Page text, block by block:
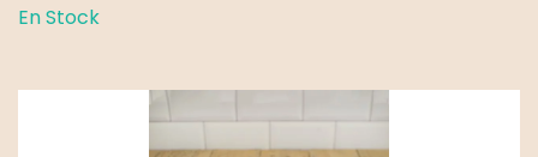
Boites
ml
En Stock